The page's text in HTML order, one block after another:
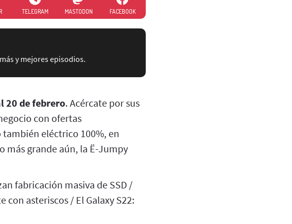
TELEGRAM MASTODON FACEBOOK
y mejores episodios.
20 de febrero. Acércate por sus
con ofertas
eléctrico 100%, en
más grande aún, la Ë-Jumpy
fabricación masiva de SSD /
asteriscos / El Galaxy S22: